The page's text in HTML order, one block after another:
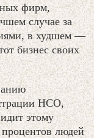
фирм,
случае за
в худшем —
бизнес своих
НСО,
этому
людей